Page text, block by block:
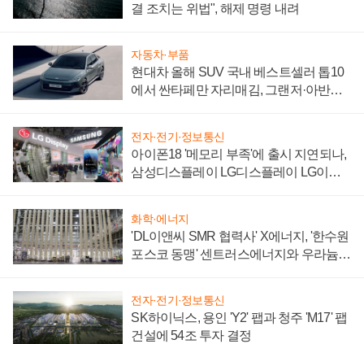
결 조치는 위법", 해제 명령 내려
자동차·부품
현대차 올해 SUV 국내 베스트셀러 톱10
에서 싼타페만 자리매김, 그랜저·아반떼
전자·전기·정보통신
아이폰18 '메모리 부족'에 출시 지연되나,
삼성디스플레이 LG디스플레이 LG이노
화학·에너지
'DL이앤씨 SMR 협력사' X에너지, '한수원
포스코 동맹' 센트러스에너지와 우라늄
전자·전기·정보통신
SK하이닉스, 용인 'Y2' 팹과 청주 'M17' 팹
건설에 54조 투자 결정